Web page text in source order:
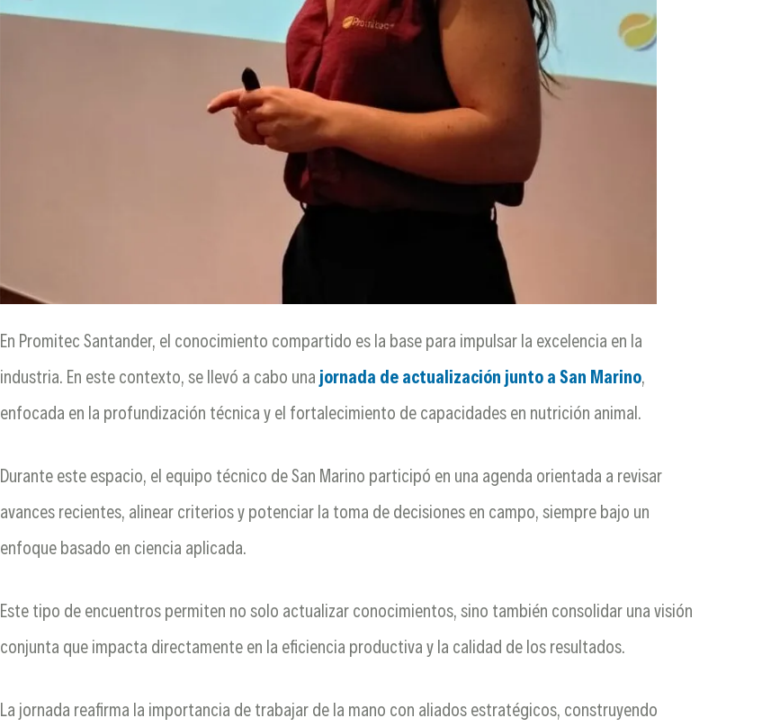
En Promitec Santander, el conocimiento compartido es la base para impulsar la excelencia en la
industria. En este contexto, se llevó a cabo una jornada de actualización junto a San Marino,
enfocada en la profundización técnica y el fortalecimiento de capacidades en nutrición animal.
Durante este espacio, el equipo técnico de San Marino participó en una agenda orientada a revisar
avances recientes, alinear criterios y potenciar la toma de decisiones en campo, siempre bajo un
enfoque basado en ciencia aplicada.
Este tipo de encuentros permiten no solo actualizar conocimientos, sino también consolidar una visión
conjunta que impacta directamente en la eficiencia productiva y la calidad de los resultados.
La jornada reafirma la importancia de trabajar de la mano con aliados estratégicos, construyendo